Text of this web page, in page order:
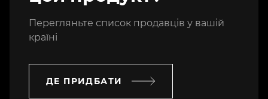
Перегляньте список продавців у вашій
країні
ДЕ ПРИДБАТИ